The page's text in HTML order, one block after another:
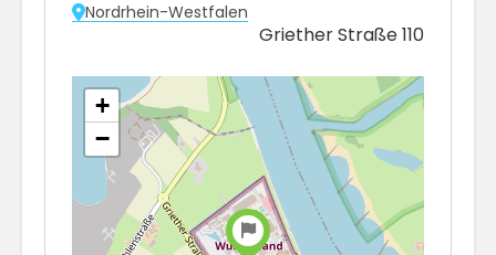
Nordrhein-Westfalen
Griether Straße 110
+
−